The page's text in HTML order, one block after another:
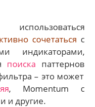
сочетаться с
индикаторами,
поиска паттернов
– это может
, Momentum с
и другие.